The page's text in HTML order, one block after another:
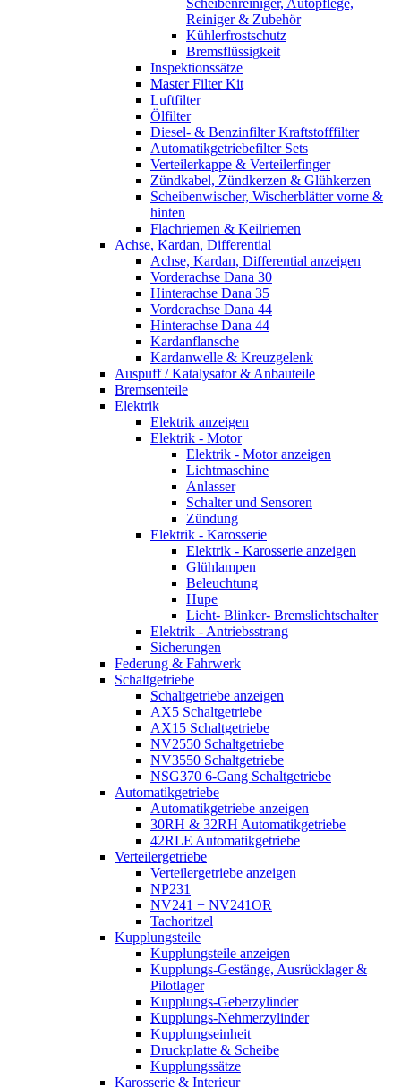
Reiniger & Zubehör
Kühlerfrostschutz
Bremsflüssigkeit
Inspektionssätze
Master Filter Kit
Luftfilter
Ölfilter
Diesel- & Benzinfilter Kraftstofffilter
Automatikgetriebefilter Sets
Verteilerkappe & Verteilerfinger
Zündkabel, Zündkerzen & Glühkerzen
Scheibenwischer, Wischerblätter vorne &
hinten
Flachriemen & Keilriemen
Achse, Kardan, Differential
Achse, Kardan, Differential anzeigen
Vorderachse Dana 30
Hinterachse Dana 35
Vorderachse Dana 44
Hinterachse Dana 44
Kardanflansche
Kardanwelle & Kreuzgelenk
Auspuff / Katalysator & Anbauteile
Bremsenteile
Elektrik
Elektrik anzeigen
Elektrik - Motor
Elektrik - Motor anzeigen
Lichtmaschine
Anlasser
Schalter und Sensoren
Zündung
Elektrik - Karosserie
Elektrik - Karosserie anzeigen
Glühlampen
Beleuchtung
Hupe
Licht- Blinker- Bremslichtschalter
Elektrik - Antriebsstrang
Sicherungen
Federung & Fahrwerk
Schaltgetriebe
Schaltgetriebe anzeigen
AX5 Schaltgetriebe
AX15 Schaltgetriebe
NV2550 Schaltgetriebe
NV3550 Schaltgetriebe
NSG370 6-Gang Schaltgetriebe
Automatikgetriebe
Automatikgetriebe anzeigen
30RH & 32RH Automatikgetriebe
42RLE Automatikgetriebe
Verteilergetriebe
Verteilergetriebe anzeigen
NP231
NV241 + NV241OR
Tachoritzel
Kupplungsteile
Kupplungsteile anzeigen
Kupplungs-Gestänge, Ausrücklager &
Pilotlager
Kupplungs-Geberzylinder
Kupplungs-Nehmerzylinder
Kupplungseinheit
Druckplatte & Scheibe
Kupplungssätze
Karosserie & Interieur